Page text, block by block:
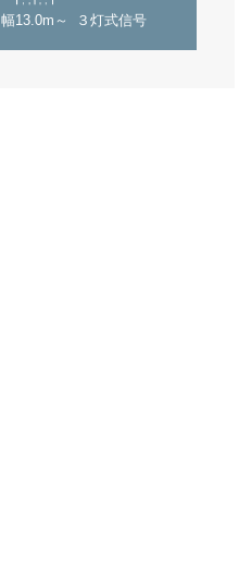
幅13.0m～ ３灯式信号